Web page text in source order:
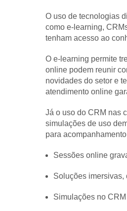
O uso de tecnologias
como e-learning,
tenham acesso ao
O e-learning permite
online podem reunir
novidades do setor e
atendimento online
Já o uso do CRM nas
simulações de uso
para
Sessões online
Soluções imersivas,
Simulações no